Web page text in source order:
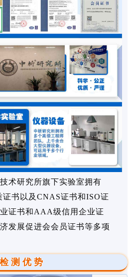
术研究所旗下实验室拥有
书以及CNAS证书和ISO证
证书和AAA级信用企业证
发展促进会会员证书等多项
检测优势